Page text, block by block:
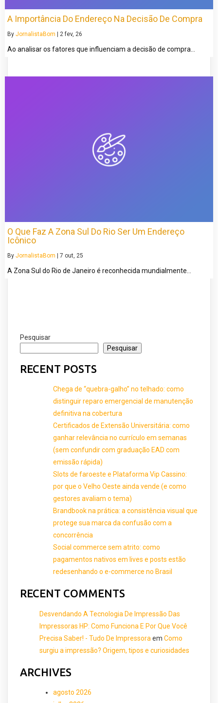
A Importância Do Endereço Na Decisão De Compra
By JornalistaBom | 2 fev, 26
Ao analisar os fatores que influenciam a decisão de compra…
O Que Faz A Zona Sul Do Rio Ser Um Endereço
Icônico
By JornalistaBom 7 out, 25
A Zona Sul do Rio de Janeiro é reconhecida mundialmente…
Pesquisar
Pesquisar
RECENT POSTS
Chega de “quebra-galho” no telhado: como
distinguir reparo emergencial de manutenção
definitiva na cobertura
Certificados de Extensão Universitária: como
ganhar relevância no currículo em semanas
(sem confundir com graduação EAD com
emissão rápida)
Slots de faroeste e Plataforma Vip Cassino:
por que o Velho Oeste ainda vende (e como
gestores avaliam o tema)
Brandbook na prática: a consistência visual que
protege sua marca da confusão com a
concorrência
Social commerce sem atrito: como
pagamentos nativos em lives e posts estão
redesenhando o e-commerce no Brasil
RECENT COMMENTS
Desvendando A Tecnologia De Impressão Das
Impressoras HP: Como Funciona E Por Que Você
Precisa Saber! - Tudo De Impressora em Como
surgiu a impressão? Origem, tipos e curiosidades
ARCHIVES
agosto 2026